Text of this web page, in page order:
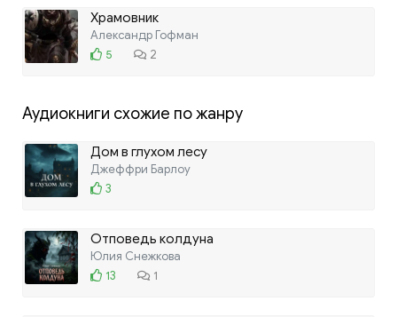
Храмовник
Александр Гофман
5
2
Аудиокниги схожие по жанру
Дом в глухом лесу
Джеффри Барлоу
3
Отповедь колдуна
Юлия Снежкова
13
1